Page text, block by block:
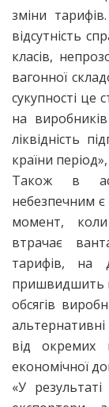
зміни
відсутність
класів,
вагонної
сукупності це
на
ліквідність
країни
Також в
небезпечним
момент,
втрачає
тарифів, на
пришвидшить
обсягів
від окремих
економічної
«У